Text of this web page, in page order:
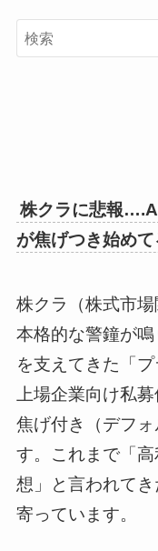
株クラに悲報
が焦げつき始め
株クラ（株式市
本格的な警鐘が
を支えてきた「
上場企業向け私
焦げ付き（デフ
す。これまで「
想」と言われて
寄っています。